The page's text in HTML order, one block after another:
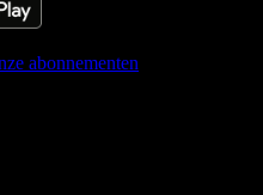
abonnementen